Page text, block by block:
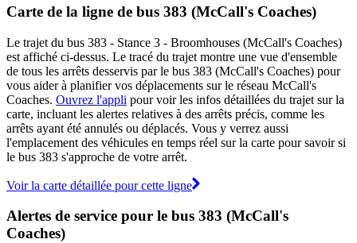
Carte de la ligne de bus 383 (McCall's Coaches)
Le trajet du bus 383 - Stance 3 - Broomhouses (McCall's Coaches)
est affiché ci-dessus. Le tracé du trajet montre une vue d'ensemble
de tous les arrêts desservis par le bus 383 (McCall's Coaches) pour
vous aider à planifier vos déplacements sur le réseau McCall's
Coaches. Ouvrez l'appli pour voir les infos détaillées du trajet sur la
carte, incluant les alertes relatives à des arrêts précis, comme les
arrêts ayant été annulés ou déplacés. Vous y verrez aussi
l'emplacement des véhicules en temps réel sur la carte pour savoir si
le bus 383 s'approche de votre arrêt.
Voir la carte détaillée pour cette ligne
Alertes de service pour le bus 383 (McCall's
Coaches)